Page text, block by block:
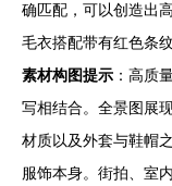
确匹配，可以创造出
毛衣搭配带有红色条
素材构图提示 ：高质
写相结合。全景图展
材质以及外套与鞋帽
服饰本身。街拍、室